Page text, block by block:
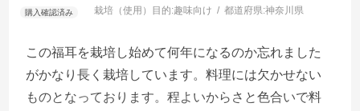
栽培（使用）目的:趣味向け 都道府県:神奈川県
この福耳を栽培し始めて何年になるのか忘れました
がかなり長く栽培しています。料理には欠かせない
ものとなっております。程よいからさと色合いで料